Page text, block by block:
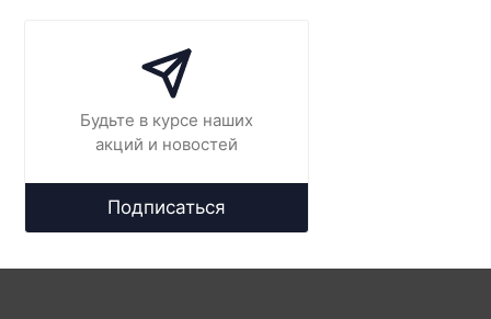
Будьте в курсе наших
акций и новостей
Подписаться